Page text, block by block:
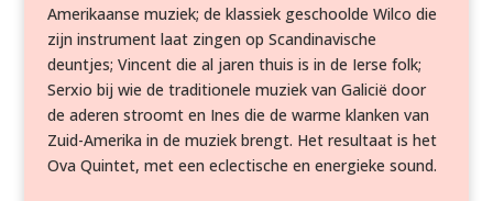
Amerikaanse muziek; de klassiek geschoolde Wilco die
zijn instrument laat zingen op Scandinavische
deuntjes; Vincent die al jaren thuis is in de Ierse folk;
Serxio bij wie de traditionele muziek van Galicië door
de aderen stroomt en Ines die de warme klanken van
Zuid-Amerika in de muziek brengt. Het resultaat is het
Ova Quintet, met een eclectische en energieke sound.